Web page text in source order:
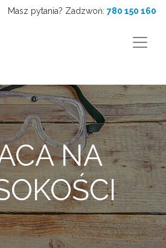
Masz pytania? Zadzwoń: 780 150 160
NA